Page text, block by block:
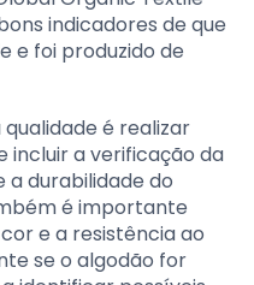
indicadores de que
e foi produzido de
é realizar
incluir a verificação da
durabilidade do
é importante
e a resistência ao
se o algodão for